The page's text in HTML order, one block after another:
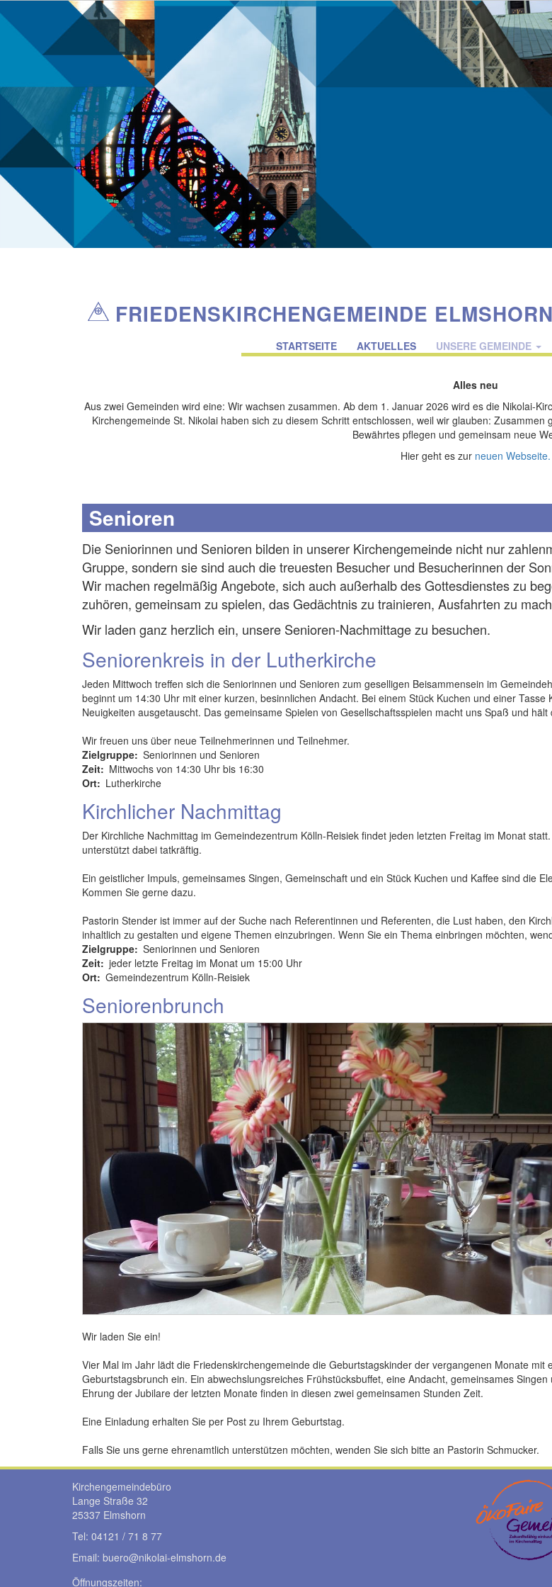
zum
Inhalt
FRIEDENSKIRCHENGEMEINDE ELMSHORN
Main
navigation
STARTSEITE AKTUELLES UNSERE GEMEINDE
Alles neu
Aus zwei Gemeinden wird eine: Wir wachsen zusammen. Ab dem 1. Januar 2026 wird es die Nikolai-
Kirchengemeinde St. Nikolai haben sich zu diesem Schritt entschlossen, weil wir glauben:
Bewährtes pflegen und gemeinsam neue
Hier geht es zur neuen Webseite.
Senioren
Die Seniorinnen und Senioren bilden in unserer Kirchengemeinde nicht nur
Gruppe, sondern sie sind auch die treuesten Besucher und Besucherinnen der
Wir machen regelmäßig Angebote, sich auch außerhalb des Gottesdienstes zu
zuhören, gemeinsam zu spielen, das Gedächtnis zu trainieren, Ausfahrten zu
Wir laden ganz herzlich ein, unsere Senioren-Nachmittage zu besuchen.
Seniorenkreis in der Lutherkirche
Jeden Mittwoch treffen sich die Seniorinnen und Senioren zum geselligen Beisammensein im
beginnt um 14:30 Uhr mit einer kurzen, besinnlichen Andacht. Bei einem Stück Kuchen und einer Tasse
Neuigkeiten ausgetauscht. Das gemeinsame Spielen von Gesellschaftsspielen macht uns Spaß und hält
Wir freuen uns über neue Teilnehmerinnen und Teilnehmer.
Zielgruppe Seniorinnen und Senioren
Zeit
Mittwochs von 14:30 Uhr bis 16:30
Ort
Lutherkirche
Kirchlicher Nachmittag
Der Kirchliche Nachmittag im Gemeindezentrum Kölln-Reisiek findet jeden letzten Freitag im Monat
unterstützt dabei tatkräftig.
Ein geistlicher Impuls, gemeinsames Singen, Gemeinschaft und ein Stück Kuchen und Kaffee sind die
Kommen Sie gerne dazu.
Pastorin Stender ist immer auf der Suche nach Referentinnen und Referenten, die Lust haben, den
inhaltlich zu gestalten und eigene Themen einzubringen. Wenn Sie ein Thema einbringen möchten,
Zielgruppe Seniorinnen und Senioren
Zeit jeder letzte Freitag im Monat um 15:00 Uhr
Ort Gemeindezentrum Kölln-Reisiek
Seniorenbrunch
Wir laden Sie ein!
Vier Mal im Jahr lädt die Friedenskirchengemeinde die Geburtstagskinder der vergangenen Monate mit
Geburtstagsbrunch ein. Ein abwechslungsreiches Frühstücksbuffet, eine Andacht, gemeinsames
Ehrung der Jubilare der letzten Monate finden in diesen zwei gemeinsamen Stunden Zeit.
Eine Einladung erhalten Sie per Post zu Ihrem Geburtstag.
Falls Sie uns gerne ehrenamtlich unterstützen möchten, wenden Sie sich bitte an Pastorin Schmucker.
Kirchengemeindebüro
Lange Straße 32
25337 Elmshorn
Tel: 04121 / 71 8 77
Email: buero@nikolai-elmshorn.de
Öffnungszeiten: